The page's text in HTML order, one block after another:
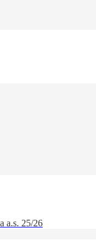
a.s. 25/26